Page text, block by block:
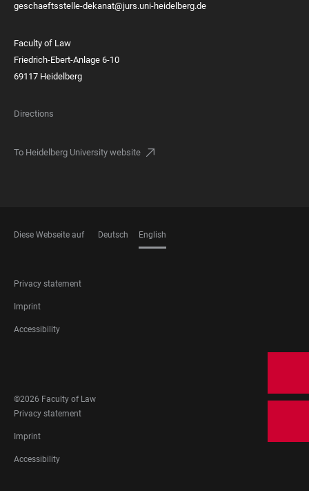
geschaeftsstelle-dekanat@jurs.uni-heidelberg.de
Faculty of Law
Friedrich-Ebert-Anlage 6-10
69117 Heidelberg
Directions
To Heidelberg University website
Diese Webseite auf Deutsch English
FOOTER
LEGAL
Privacy statement
Imprint
Accessibility
MEDIA
©2026 Faculty of Law
FOOTER
LEGAL
Privacy statement
Imprint
Accessibility